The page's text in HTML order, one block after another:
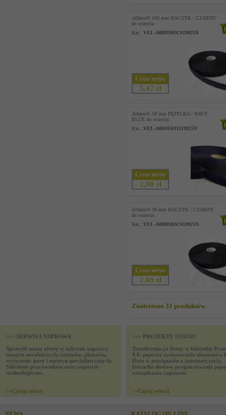
Alfatex® 100 mm HACZYK / CZARNY
do wszycia
Kat.: VEL-A0881003C019925N
Cena netto
5,47 zł
Alfatex® 50 mm PĘTELKA / NAVY
BLUE do wszycia
Kat.: VEL-A0010501I519925N
Cena netto
2,80 zł
Alfatex® 38 mm HACZYK / CZARNY
do wszycia
Kat.: VEL-A0880383C019925N
Cena netto
2,09 zł
Znaleziono 31 produktów.
>>> SERWIS I NAPRAWA
Sprawdź naszą ofertę w zakresie naprawy
maszyn szwalniczych, cutterów, ploterów,
wytwornic pary i maszyn specjalistycznych.
Szkolenie pracowników oraz wsparcie
technologiczne.
>>Czytaj wiecej
>>> PROJEKTY UNIJNE
Transformacja firmy w kierunku
4.0. poprzez zastosowanie elementów
Data w powiązaniu z automatyzacją
łańcucha dostaw, prognozowania
zarządzania zapasami
>>Czytaj wiecej